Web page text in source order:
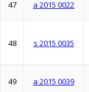
47 a 2015 0022
48 s 2015 0035
49 a 2015 0039